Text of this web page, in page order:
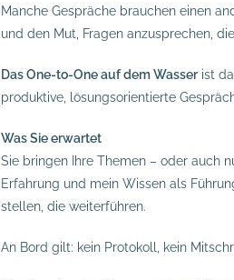
Manche Gespräche brauchen einen
und den Mut, Fragen anzusprechen,
Das One-to-One auf dem Wasser ist
produktive, lösungsorientierte
Was Sie erwartet
Sie bringen Ihre Themen – oder auch
Erfahrung und mein Wissen als
stellen, die weiterführen.
An Bord gilt: kein Protokoll, kein